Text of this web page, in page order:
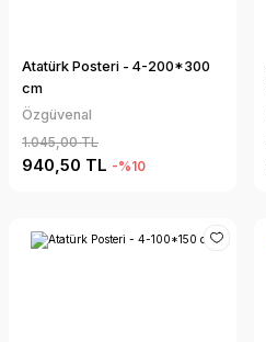
Atatürk Posteri - 4-200*300
cm
Özgüvenal
1.045,00 TL
940,50 TL -%10